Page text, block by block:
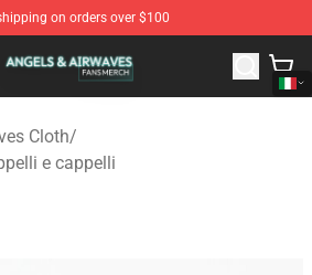
on orders over $100
Shop - Official Angels & Airwaves
Cloth/
e cappelli